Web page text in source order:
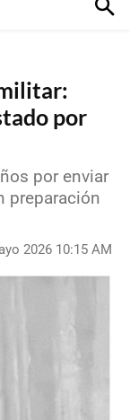
por
por enviar
preparación
2026 10:15 AM